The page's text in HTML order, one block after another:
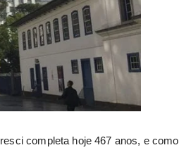
completa hoje 467 anos, e como